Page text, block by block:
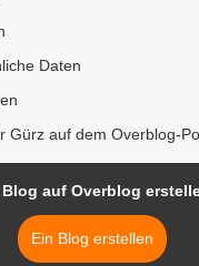
Daten
Gürz auf dem Overblog-
Blog auf Overblog
Ein Blog erstellen